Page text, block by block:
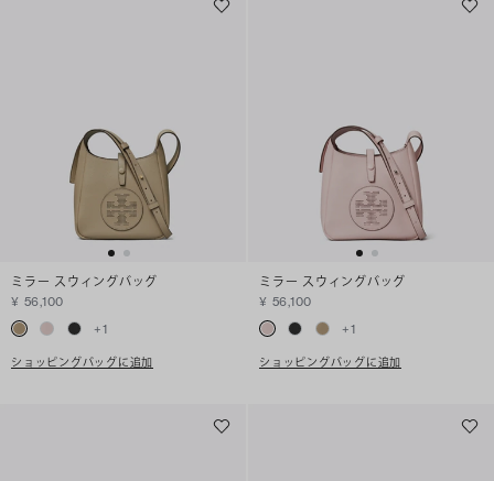
ミラー スウィングバッグ
¥ 56,100
+1
ショッピングバッグに追加
ミラー スウィングバッグ
¥ 56,100
+1
ショッピングバッグに追加